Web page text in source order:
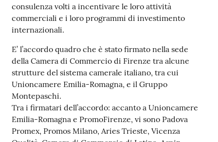
consulenza volti a incentivare le loro attività
commerciali e i loro programmi di investimento
internazionali.
E’ l’accordo quadro che è stato firmato nella sede
della Camera di Commercio di Firenze tra alcune
strutture del sistema camerale italiano, tra cui
Unioncamere Emilia-Romagna, e il Gruppo
Montepaschi.
Tra i firmatari dell’accordo: accanto a Unioncamere
Emilia-Romagna e PromoFirenze, vi sono Padova
Promex, Promos Milano, Aries Trieste, Vicenza